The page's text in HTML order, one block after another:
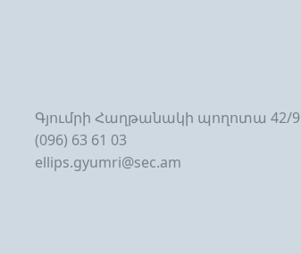
Գյումրի Հաղթանակի պողոտա 42/9
(096) 63 61 03
ellips.gyumri@sec.am